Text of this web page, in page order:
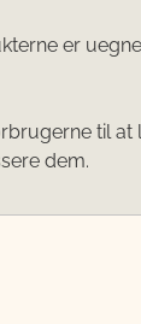
er
til
dem.